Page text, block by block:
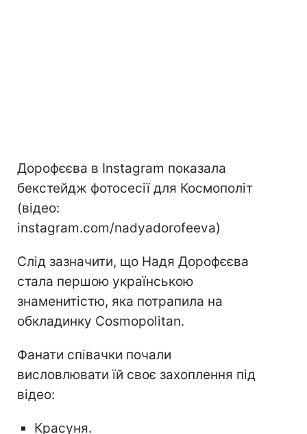
Дорофєєва в Instagram показала
бекстейдж фотосесії для Космополіт
(відео:
instagram.com/nadyadorofeeva)
Слід зазначити, що Надя Дорофєєва
стала першою українською
знаменитістю, яка потрапила на
обкладинку Cosmopolitan.
Фанати співачки почали
висловлювати їй своє захоплення під
відео:
Красуня.